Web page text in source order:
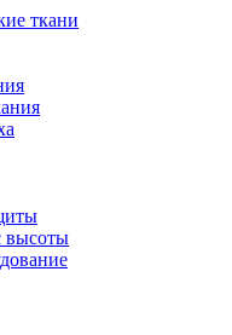
ткани
высоты